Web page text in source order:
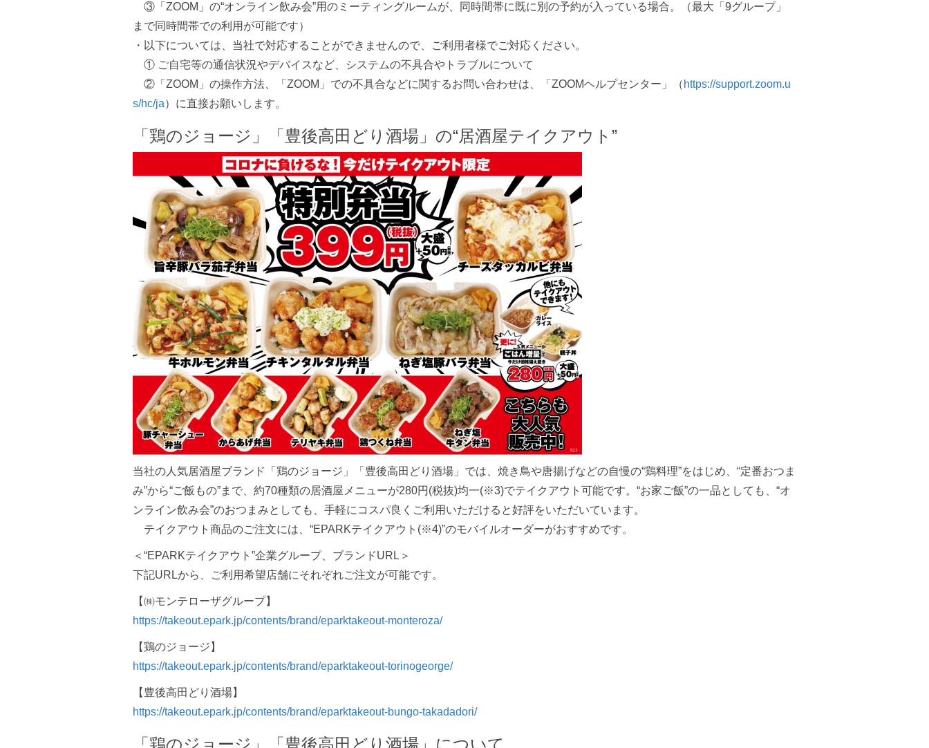
③「ZOOM」の“オンライン飲み会”用のミーティングルームが、同時間帯に既に別の予約が入っている場合。（最大「9グループ」
まで同時間帯での利用が可能です）
・以下については、当社で対応することができませんので、ご利用者様でご対応ください。
① ご自宅等の通信状況やデバイスなど、システムの不具合やトラブルについて
②「ZOOM」の操作方法、「ZOOM」での不具合などに関するお問い合わせは、「ZOOMヘルプセンター」（ https://support.zoom.u
s/hc/ja）に直接お願いします。
「鶏のジョージ」「豊後高田どり酒場」の“居酒屋テイクアウト”
当社の人気居酒屋ブランド「鶏のジョージ」「豊後高田どり酒場」では、焼き鳥や唐揚げなどの自慢の“鶏料理”をはじめ、“定番おつま
み”から“ご飯もの”まで、約70種類の居酒屋メニューが280円(税抜)均一(※3)でテイクアウト可能です。“お家ご飯”の一品としても、“オ
ンライン飲み会”のおつまみとしても、手軽にコスパ良くご利用いただけると好評をいただいています。
テイクアウト商品のご注文には、“EPARKテイクアウト(※4)”のモバイルオーダーがおすすめです。
＜“EPARKテイクアウト”企業グループ、ブランドURL＞
下記URLから、ご利用希望店舗にそれぞれご注文が可能です。
【㈱モンテローザグループ】
https://takeout.epark.jp/contents/brand/eparktakeout-monteroza/
【鶏のジョージ】
https://takeout.epark.jp/contents/brand/eparktakeout-torinogeorge/
【豊後高田どり酒場】
https://takeout.epark.jp/contents/brand/eparktakeout-bungo-takadadori/
「鶏のジョージ」「豊後高田どり酒場」について